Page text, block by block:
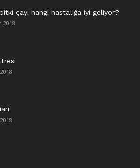
çayı hangi hastalığa iyi geliyor?
2018